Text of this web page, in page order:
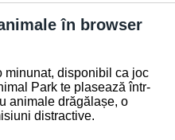
în browser
minunat, disponibil ca joc
Park te plasează într-
animale drăgălașe, o
distractive.